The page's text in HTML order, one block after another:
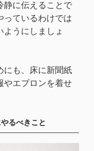
静に伝えることで
っているわけでは
ようにしましょ
にも、床に新聞紙
やエプロンを着せ
るべきこと